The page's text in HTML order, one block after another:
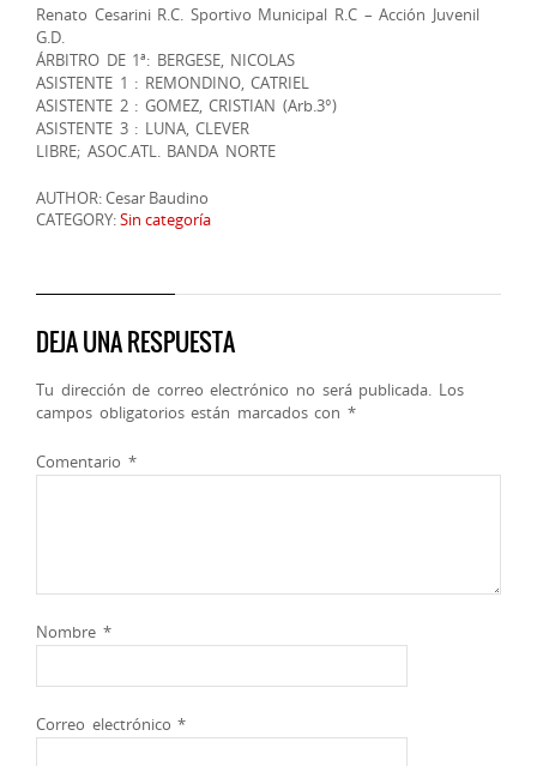
Renato Cesarini R.C. Sportivo Municipal R.C – Acción Juvenil
G.D.
ÁRBITRO DE 1ª: BERGESE, NICOLAS
ASISTENTE 1 : REMONDINO, CATRIEL
ASISTENTE 2 : GOMEZ, CRISTIAN (Arb.3°)
ASISTENTE 3 : LUNA, CLEVER
LIBRE; ASOC.ATL. BANDA NORTE
AUTHOR: Cesar Baudino
CATEGORY:Sin categoría
DEJA UNA RESPUESTA
Tu dirección de correo electrónico no será publicada. Los
campos obligatorios están marcados con *
Comentario *
Nombre *
Correo electrónico*